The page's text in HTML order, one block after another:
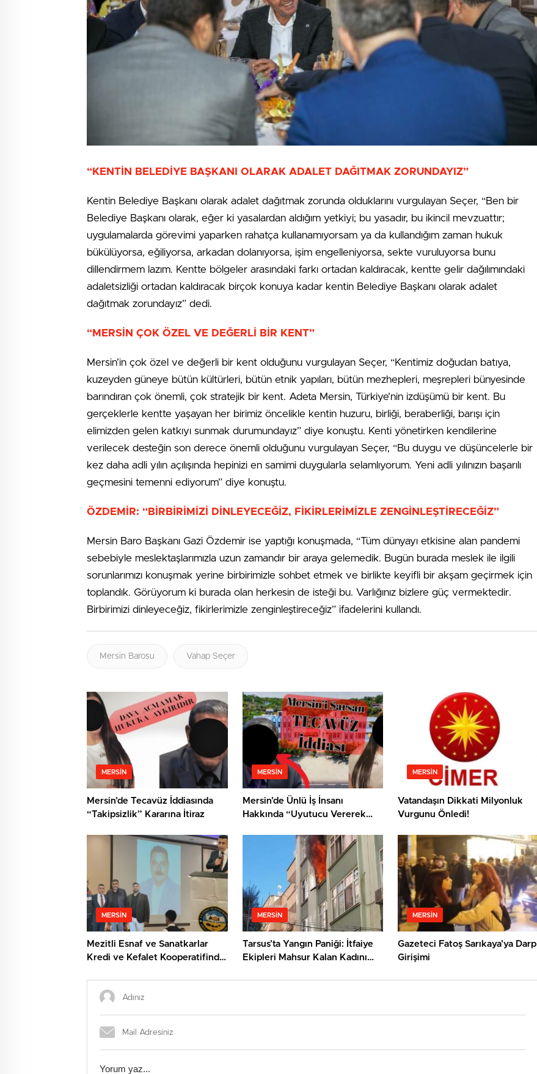
“KENTİN BELEDİYE BAŞKANI OLARAK ADALET DAĞITMAK ZORUNDAYIZ”
Kentin Belediye Başkanı olarak adalet dağıtmak zorunda olduklarını vurgulayan Seçer, “Ben bir
Belediye Başkanı olarak, eğer ki yasalardan aldığım yetkiyi; bu yasadır, bu ikincil mevzuattır;
uygulamalarda görevimi yaparken rahatça kullanamıyorsam ya da kullandığım zaman hukuk
bükülüyorsa, eğiliyorsa, arkadan dolanıyorsa, işim engelleniyorsa, sekte vuruluyorsa bunu
dillendirmem lazım. Kentte bölgeler arasındaki farkı ortadan kaldıracak, kentte gelir dağılımındaki
adaletsizliği ortadan kaldıracak birçok konuya kadar kentin Belediye Başkanı olarak adalet
dağıtmak zorundayız” dedi.
“MERSİN ÇOK ÖZEL VE DEĞERLİ BİR KENT”
Mersin’in çok özel ve değerli bir kent olduğunu vurgulayan Seçer, “Kentimiz doğudan batıya,
kuzeyden güneye bütün kültürleri, bütün etnik yapıları, bütün mezhepleri, meşrepleri bünyesinde
barındıran çok önemli, çok stratejik bir kent. Adeta Mersin, Türkiye’nin izdüşümü bir kent. Bu
gerçeklerle kentte yaşayan her birimiz öncelikle kentin huzuru, birliği, beraberliği, barışı için
elimizden gelen katkıyı sunmak durumundayız” diye konuştu. Kenti yönetirken kendilerine
verilecek desteğin son derece önemli olduğunu vurgulayan Seçer, “Bu duygu ve düşüncelerle bir
kez daha adli yılın açılışında hepinizi en samimi duygularla selamlıyorum. Yeni adli yılınızın başarılı
geçmesini temenni ediyorum” diye konuştu.
ÖZDEMİR: “BİRBİRİMİZİ DİNLEYECEĞİZ, FİKİRLERİMİZLE ZENGİNLEŞTİRECEĞİZ”
Mersin Baro Başkanı Gazi Özdemir ise yaptığı konuşmada, “Tüm dünyayı etkisine alan pandemi
sebebiyle meslektaşlarımızla uzun zamandır bir araya gelemedik. Bugün burada meslek ile ilgili
sorunlarımızı konuşmak yerine birbirimizle sohbet etmek ve birlikte keyifli bir akşam geçirmek için
toplandık. Görüyorum ki burada olan herkesin de isteği bu. Varlığınız bizlere güç vermektedir.
Birbirimizi dinleyeceğiz, fikirlerimizle zenginleştireceğiz” ifadelerini kullandı.
Mersin Barosu Vahap Seçer
MERSIN
Mersin’de Tecavüz İddiasında
“Takipsizlik” Kararına İtiraz
MERSIN
Mersin’de Ünlü İş İnsanı
Hakkında “Uyutucu Vererek
MERSIN
Vatandaşın Dikkati Milyonluk
Vurgunu Önledi!
MERSIN
Mezitli Esnaf ve Sanatkarlar
Kredi ve Kefalet Kooperatifinde
MERSIN
Tarsus’ta Yangın Paniği: İtfaiye
Ekipleri Mahsur Kalan Kadını
MERSIN
Gazeteci Fatoş Sarıkaya’ya Darp
Girişimi